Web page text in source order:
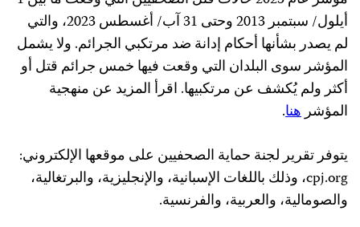
أيلول/ سبتمبر 2013 وحتى 31 آب/ أغسطس 2023، والتي
لم يصدر بشأنها أحكام إدانة ضد مرتكبي الجرائم. ولا يشمل
المؤشر سوى البلدان التي وقعت فيها خمس جرائم قتل أو
أكثر ولم يُكشف عن مرتكبيها. اقرأ المزيد عن منهجية
المؤشرهنا.
يتوفر تقرير لجنة حماية الصحفيين على موقعها الإلكتروني:
cpj.org، وذلك باللغات الإسبانية، والإنجليزية، والبرتغالية،
والصومالية، والعربية، والفرنسية.